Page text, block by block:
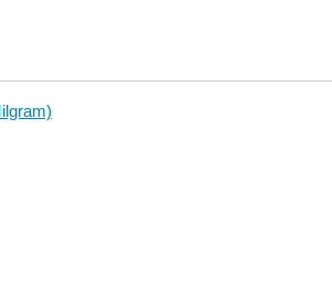
羅門．艾許（Solomon Asch）在此之前即
判斷。 但這種影響是間接的，會讓團體與
是錯的）可以解決這種差異問題，參與者
有權力的個人對另一個個人下達違反良心
，當人面對嚴酷的人性考驗時，實際上會
會做出什麼反應，兩者之間有什麼差別。
般大眾自以為了解「米爾格蘭電擊」研究
看了他那部具影響力的電影《服從》（
或損失，但為何不反抗，而選擇繼續服從
要完成實驗，雖然對於這樣的實驗仍有一
者的苦痛，只是這樣的思考，是對的嗎？
太人的性命，而這樣的判斷是對的嗎？這
是「邪惡」或「不正確」，並未產生任何
人。
幾百萬人被屠殺的案例，並非是罕見的，
基於階級、種族、宗教、國家、民族、政